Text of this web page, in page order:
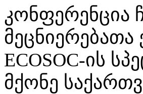
კონფერენცია
ECOSOC-ის
მქონე